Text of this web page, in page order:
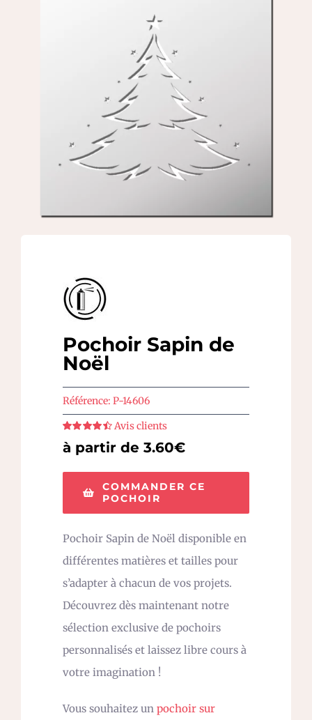
Pochoir Sapin de
Noël
Référence: P-14606
Note
sur
5
Avis clients
à partir de 3.60€
COMMANDER CE
POCHOIR
Pochoir Sapin de Noël disponible en
différentes matières et tailles pour
s’adapter à chacun de vos projets.
Découvrez dès maintenant notre
sélection exclusive de pochoirs
personnalisés et laissez libre cours à
votre imagination !
Vous souhaitez un pochoir sur